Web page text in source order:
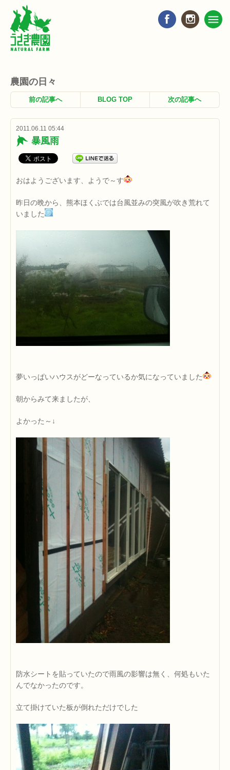
農園の日々
前の記事へ BLOG TOP 次の記事へ
2011.06.11 05:44
暴風雨
おはようございます、ようで～す
昨日の晩から、熊本ほくぶでは台風並みの突風が吹き荒れて
いました
夢いっぱいハウスがどーなっているか気になっていました
朝からみて来ましたが、
よかった～↓
防水シートを貼っていたので雨風の影響は無く、何処もいた
んでなかったのです。
立て掛けていた板が倒れただけでした